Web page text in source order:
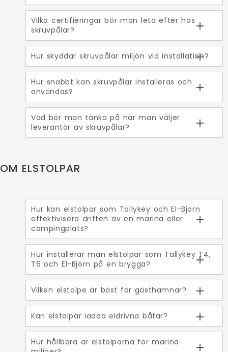
Vilka certifieringar bör man leta efter hos
skruvpålar?
Hur skyddar skruvpålar miljön vid installation?
Hur snabbt kan skruvpålar installeras och
användas?
Vad bör man tänka på när man väljer
leverantör av skruvpålar?
OM ELSTOLPAR
Hur kan elstolpar som Tallykey och El-Björn
effektivisera driften av en marina eller
campingplats?
Hur installerar man elstolpar som Tallykey T4,
T6 och El-Björn på en brygga?
Vilken elstolpe är bäst för gästhamnar?
Kan elstolpar ladda eldrivna båtar?
Hur hållbara är elstolparna för marina